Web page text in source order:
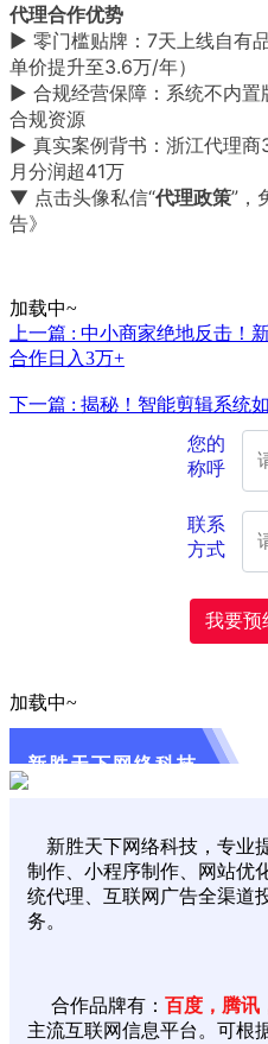
代理合作优势
▶️ 零门槛贴牌：7天上线自有
单价提升至3.6万/年）
▶️ 合规经营保障：系统不内置
合规资源
▶️ 真实案例背书：浙江代理
月分润超41万
▼ 点击头像私信“代理政策”，
告》
加载中~
上一篇 : 中小商家绝地反击！
合作日入3万+
下一篇 : 揭秘！智能剪辑系统
您的
称呼
联系
方式
我要预
加载中~
新胜天下网络科技
新胜天下网络科技，专业
制作、小程序制作、网站优
统代理、互联网广告全渠道
务。
合作品牌有： 百度，腾讯
主流互联网信息平台。可根